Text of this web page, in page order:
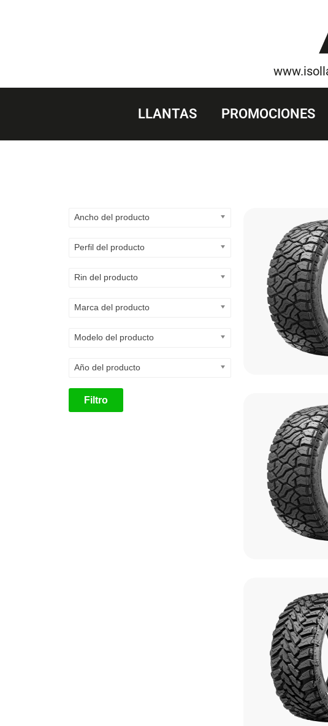
LLANTAS PROMOCIONES
Ancho del producto
Perfil del producto
Rin del producto
Marca del producto
Modelo del producto
Año del producto
Filtro